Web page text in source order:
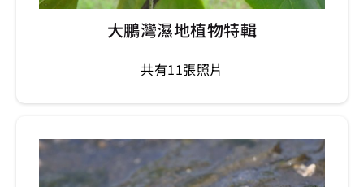
大鵬灣濕地植物特輯
共有11張照片